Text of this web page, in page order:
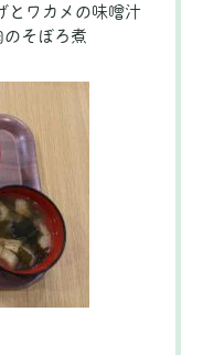
ワカメの味噌汁
そぼろ煮